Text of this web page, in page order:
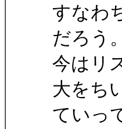
すなわ
だろう。
今はリ
大をち
ていっ